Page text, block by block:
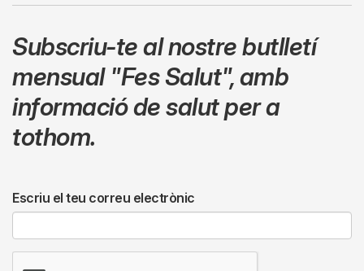
Subscriu-te al nostre butlletí
mensual "Fes Salut",amb
informació de salut per a
tothom.
Escriu el teu correu electrònic